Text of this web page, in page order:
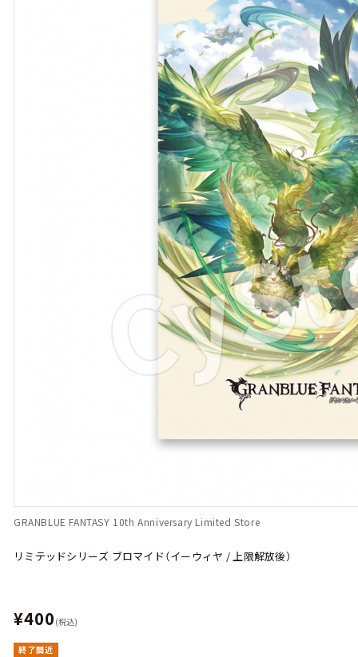
GRANBLUE FANTASY 10th Anniversary Limited Store
リミテッドシリーズ ブロマイド（イーウィヤ / 上限解放後）
¥400 (税込)
終了間近